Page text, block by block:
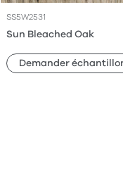
SS5W2531
Sun Bleached Oak
Demander